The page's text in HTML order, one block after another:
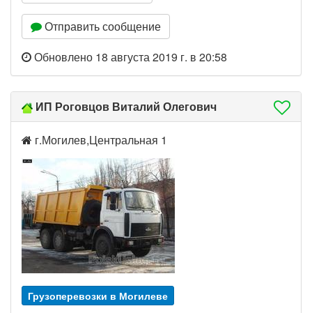
Отправить сообщение
Обновлено 18 августа 2019 г. в 20:58
ИП Роговцов Виталий Олегович
г.Могилев,Центральная 1
Грузоперевозки в Могилеве